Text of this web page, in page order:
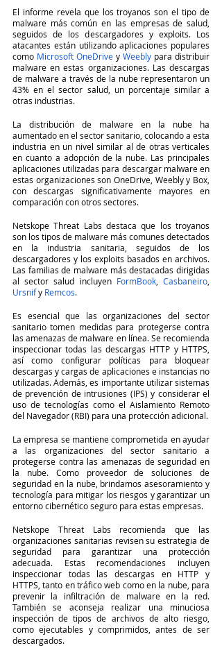
El informe revela que los troyanos son el tipo de
malware más común en las empresas de salud,
seguidos de los descargadores y exploits. Los
atacantes están utilizando aplicaciones populares
como Microsoft OneDrive y Weebly para distribuir
malware en estas organizaciones. Las descargas
de malware a través de la nube representaron un
43% en el sector salud, un porcentaje similar a
otras industrias.
La distribución de malware en la nube ha
aumentado en el sector sanitario, colocando a esta
industria en un nivel similar al de otras verticales
en cuanto a adopción de la nube. Las principales
aplicaciones utilizadas para descargar malware en
estas organizaciones son OneDrive, Weebly y Box,
con descargas significativamente mayores en
comparación con otros sectores.
Netskope Threat Labs destaca que los troyanos
son los tipos de malware más comunes detectados
en la industria sanitaria, seguidos de los
descargadores y los exploits basados en archivos.
Las familias de malware más destacadas dirigidas
al sector salud incluyen FormBook, Casbaneiro
Ursnif y Remcos.
Es esencial que las organizaciones del sector
sanitario tomen medidas para protegerse contra
las amenazas de malware en línea. Se recomienda
inspeccionar todas las descargas HTTP y HTTPS,
así como configurar políticas para bloquear
descargas y cargas de aplicaciones e instancias no
utilizadas. Además, es importante utilizar sistemas
de prevención de intrusiones (IPS) y considerar el
uso de tecnologías como el Aislamiento Remoto
del Navegador (RBI) para una protección adicional.
La empresa se mantiene comprometida en ayudar
a las organizaciones del sector sanitario a
protegerse contra las amenazas de seguridad en
la nube. Como proveedor de soluciones de
seguridad en la nube, brindamos asesoramiento y
tecnología para mitigar los riesgos y garantizar un
entorno cibernético seguro para estas empresas.
Netskope Threat Labs recomienda que las
organizaciones sanitarias revisen su estrategia de
seguridad para garantizar una protección
adecuada. Estas recomendaciones incluyen
inspeccionar todas las descargas en HTTP y
HTTPS, tanto en tráfico web como en la nube, para
prevenir la infiltración de malware en la red.
También se aconseja realizar una minuciosa
inspección de tipos de archivos de alto riesgo,
como ejecutables y comprimidos, antes de ser
descargados.